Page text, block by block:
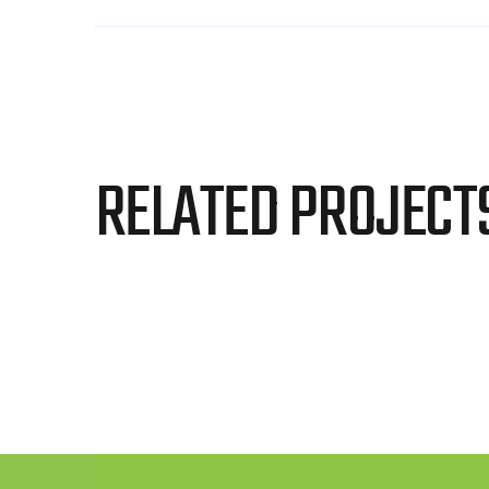
RELATED